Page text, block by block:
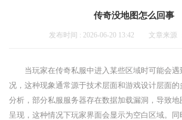
传奇没地图怎么回事
发布时间 : 2026-06-20 13:42 文章来源
当玩家在传奇私服中进入某些区域时可能会
况，这种现象通常源于技术层面和游戏设计层面
分析，部分私服服务器存在数据加载漏洞，导致
呈现，这种情况下玩家界面会显示为空白区域。